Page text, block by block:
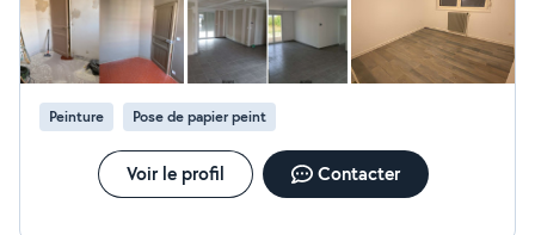
Peinture Pose de papier peint
Voir le profil Contacter